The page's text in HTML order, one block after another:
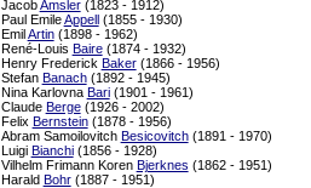
JacobAmsler(1823 - 1912)
Paul EmileAppell(1855 - 1930)
EmilArtin(1898 - 1962)
René-Louis Baire(1874 - 1932)
Henry Frederick Baker(1866 - 1956)
Stefan Banach(1892 - 1945)
Nina Karlovna Bari(1901 - 1961)
Claude Berge(1926 - 2002)
Felix Bernstein(1878 - 1956)
Abram Samoilovitch Besicovitch(1891 - 1970)
Luigi Bianchi(1856 - 1928)
Vilhelm Frimann Koren Bjerknes (1862 - 1951)
Harald Bohr(1887 - 1951)